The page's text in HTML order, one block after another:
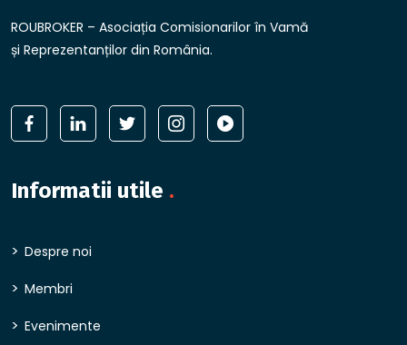
ROUBROKER – Asociația Comisionarilor în Vamă
și Reprezentanților din România.
Informatii utile .
Despre noi
Membri
Evenimente